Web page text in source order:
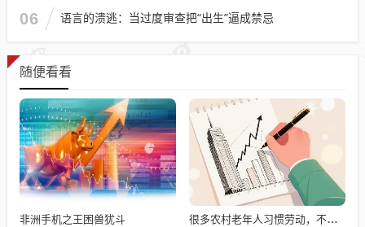
06 语言的溃逃：当过度审查把“出生”逼成禁忌
随便看看
非洲手机之王困兽犹斗 很多农村老年人习惯劳动，不劳动就会闲出病来